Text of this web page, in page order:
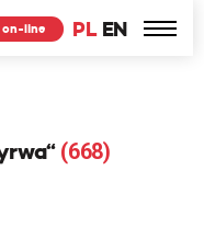
PL EN
on-line
(668)